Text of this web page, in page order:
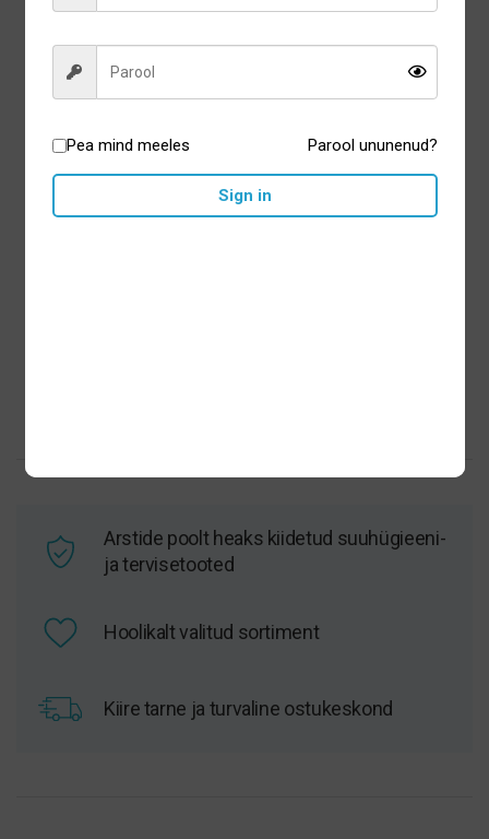
Arstide poolt heaks kiidetud suuhügieeni-
ja tervisetooted
Hoolikalt valitud sortiment
Kiire tarne ja turvaline ostukeskond
Pea mind meeles Parool ununenud?
Sign in